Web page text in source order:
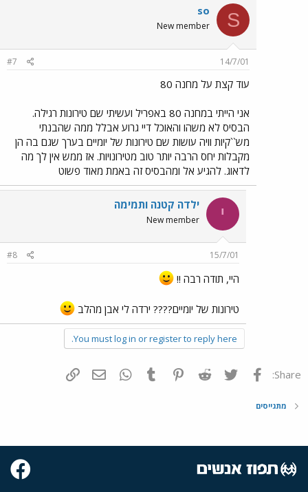
S
so
New member
14/7/01
#7
עוד קצת על מחנה 80
אני הייתי במחנה 80 באפריל ועשיתי שם טירונות רגילה.
הבסיס לא משהו והאוכל דיי גרוע אבלל ממה שהבנתי
מש``קיות וויה עושות שם טירונות של יומיים בערך שגם בה הן
מקבלות יחס הרבה יותר טוב מטירונויות. אז ממש אין לך מה
לדאוג. להגיע אל ומהבסיס זה באמת מאוד פשוט
י ילדה קטנה ותמימה
New member
15/7/01
#8
היי, תודה רבה !!
טירונות של יומיים???? ירדה לי אבן מהלב
You must log in or register to reply here.
Share: פייסבוק Twitter
Reddit
Pinterest
Tumblr
WhatsAppדואר אלקטרוני
מתגייסים